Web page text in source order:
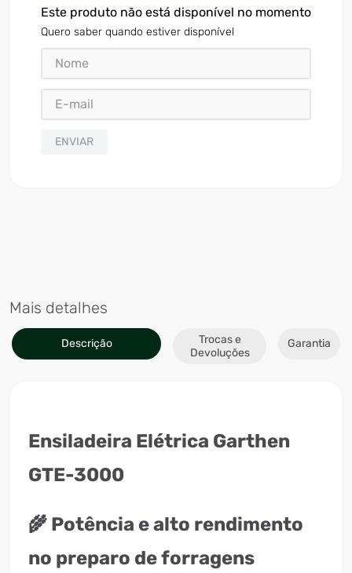
Este produto não está disponível no momento
Quero saber quando estiver disponível
ENVIAR
Mais detalhes
Descrição
Trocas e
Devoluções
Garantia
Ensiladeira Elétrica Garthen
GTE-3000
🌾 Potência e alto rendimento
no preparo de forragens